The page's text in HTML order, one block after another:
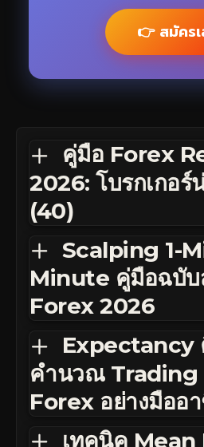
👉 สมัคร
คู่มือ Forex
2026: โบรกเกอร์
(40)
Scalping 1-
Minute คู่มือฉบั
Forex 2026
Expectancy
คำนวณ Trading
Forex อย่างมืออ
เทคนิค